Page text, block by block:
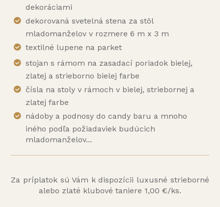
dekoráciami
dekorovaná svetelná stena za stôl
mladomanželov v rozmere 6 m x 3 m
textilné lupene na parket
stojan s rámom na zasadací poriadok bielej,
zlatej a strieborno bielej farbe
čísla na stoly v rámoch v bielej, striebornej a
zlatej farbe
nádoby a podnosy do candy baru a mnoho
iného podľa požiadaviek budúcich
mladomanželov...
Za príplatok sú Vám k dispozícii luxusné strieborné
alebo zlaté klubové taniere 1,00 €/ks.